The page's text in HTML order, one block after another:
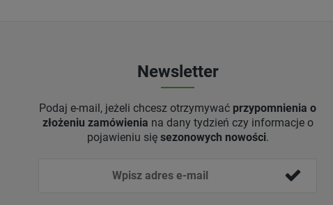
Newsletter
Podaj e-mail, jeżeli chcesz otrzymywać przypomnienia o
złożeniu zamówienia na dany tydzień czy informacje o
pojawieniu się sezonowych nowości.